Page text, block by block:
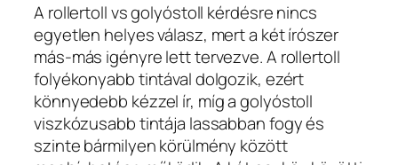
A rollertoll vs golyóstoll kérdésre nincs
egyetlen helyes válasz, mert a két írószer
más-más igényre lett tervezve. A rollertoll
folyékonyabb tintával dolgozik, ezért
könnyedebb kézzel ír, míg a golyóstoll
viszkózusabb tintája lassabban fogy és
szinte bármilyen körülmény között